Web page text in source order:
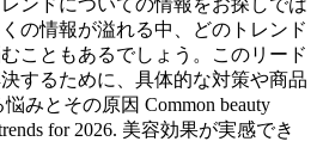
の情報が溢れる中、どのトレンド
こともあるでしょう。このリード
するために、具体的な対策や商品
みとその原因 Common beauty
for 2026. 美容効果が実感でき